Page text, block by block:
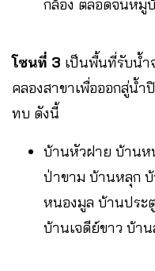
กล้อง ตลอดจนหมู่
โซนที่ 3 เป็นพื้นที่รับน้ำ
คลองสาขาเพื่อออกสู่น้
ทบ ดังนี้
บ้านหัวฝาย บ้านห
ป่าขาม บ้านหลุก
หนองมูล บ้านประ
บ้านเจดีย์ขาว บ้า